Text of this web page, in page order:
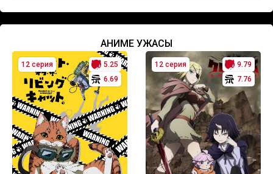
АНИМЕ УЖАСЫ
12 серия
5.25
6.69
12 серия
9.79
7.76